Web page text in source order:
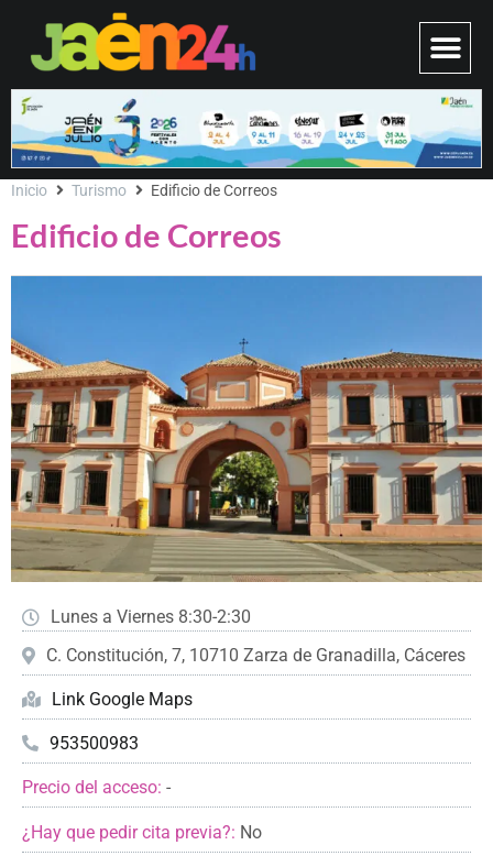
Edificio de Correos
Inicio Turismo Edificio de Correos
Lunes a Viernes 8:30-2:30
C. Constitución, 7, 10710 Zarza de Granadilla, Cáceres
Link Google Maps
953500983
Precio del acceso: -
¿Hay que pedir cita previa?: No